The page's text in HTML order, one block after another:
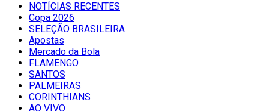
NOTÍCIAS RECENTES
Copa 2026
SELEÇÃO BRASILEIRA
Apostas
Mercado da Bola
FLAMENGO
SANTOS
PALMEIRAS
CORINTHIANS
AO VIVO